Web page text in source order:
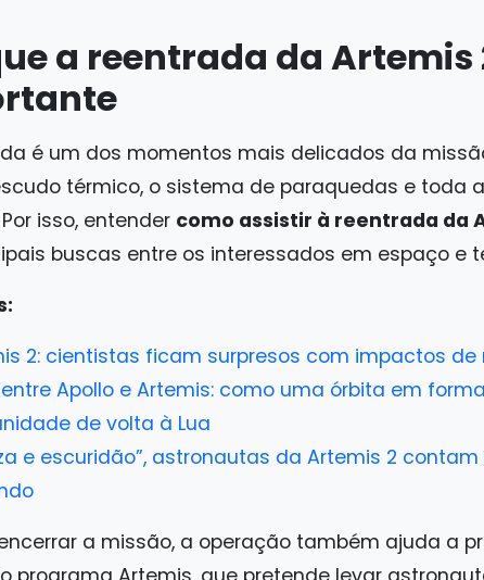
a reentrada da Artemis
é um dos momentos mais delicados da
térmico, o sistema de paraquedas e toda
isso, entender como assistir à reentrada da
buscas entre os interessados em espaço e
2: cientistas ficam surpresos com impactos de
Apollo e Artemis: como uma órbita em
de volta à Lua
e escuridão”, astronautas da Artemis 2
a missão, a operação também ajuda a